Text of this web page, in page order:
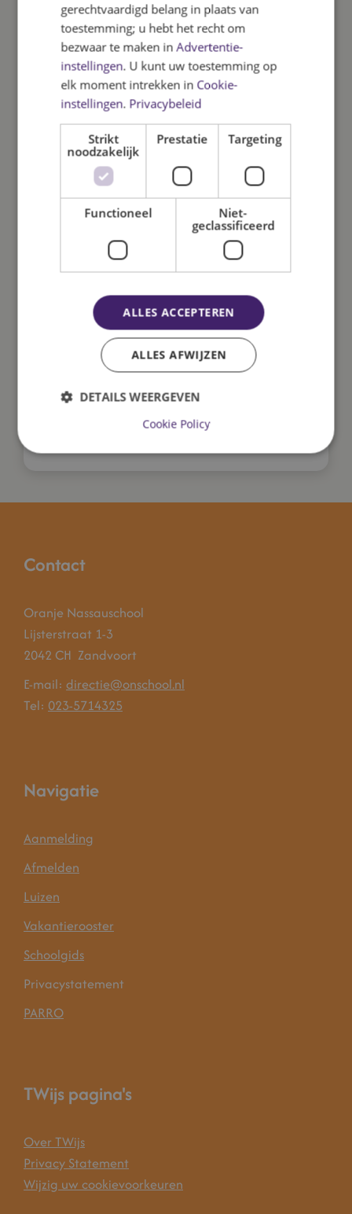
Studiedagen 2026-2027
Vrijdag 21-08-2026
Dinsdag 22- 09- 2026
Donderdag 05-11-2026
Vrijdag 05-02-2027
Maandag 08-02-2027
Vrijdag 18-06-2027
Studiemiddagen 2026-2027 (kinderen om 12
Vrijdag 12-03-2027
Contact
Oranje Nassauschool
Lijsterstraat 1-3
2042 CH Zandvoort
E-mail: directie@onschool.nl
Tel: 023-5714325
Navigatie
Aanmelding
Afmelden
Luizen
Vakantierooster
Schoolgids
Privacystatement
PARRO
TWijs pagina's
Over TWijs
Privacy Statement
Wijzig uw cookievoorkeuren
gerechtvaardigd belang in plaats van
toestemming; u hebt het recht om
bezwaar te maken inAdvertentie-
instellingen. U kunt uw toestemming op
elk moment intrekken in Cookie-
instellingen. Privacybeleid
Strikt
noodzakelijk
Prestatie Targeting
Functioneel
Niet-
geclassificeerd
ALLES ACCEPTEREN
ALLES AFWIJZEN
DETAILS WEERGEVEN
Cookie Policy